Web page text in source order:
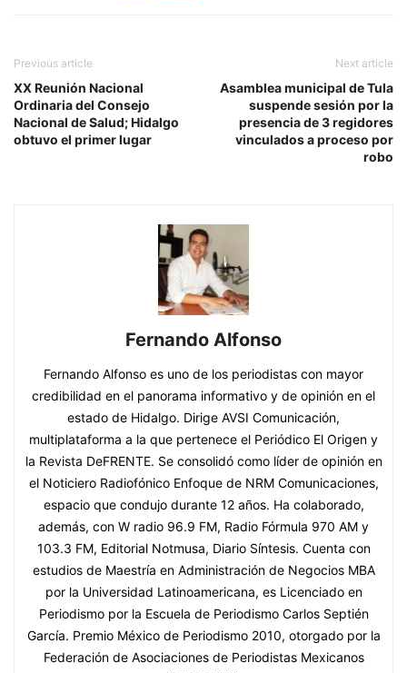
Previous article
XX Reunión Nacional
Ordinaria del Consejo
Nacional de Salud; Hidalgo
obtuvo el primer lugar
Next article
Asamblea municipal de Tula
suspende sesión por la
presencia de 3 regidores
vinculados a proceso por
robo
Fernando Alfonso
Fernando Alfonso es uno de los periodistas con mayor
credibilidad en el panorama informativo y de opinión en el
estado de Hidalgo. Dirige AVSI Comunicación,
multiplataforma a la que pertenece el Periódico El Origen y
la Revista DeFRENTE. Se consolidó como líder de opinión en
el Noticiero Radiofónico Enfoque de NRM Comunicaciones,
espacio que condujo durante 12 años. Ha colaborado,
además, con W radio 96.9 FM, Radio Fórmula 970 AM y
103.3 FM, Editorial Notmusa, Diario Síntesis. Cuenta con
estudios de Maestría en Administración de Negocios MBA
por la Universidad Latinoamericana, es Licenciado en
Periodismo por la Escuela de Periodismo Carlos Septién
García. Premio México de Periodismo 2010, otorgado por la
Federación de Asociaciones de Periodistas Mexicanos